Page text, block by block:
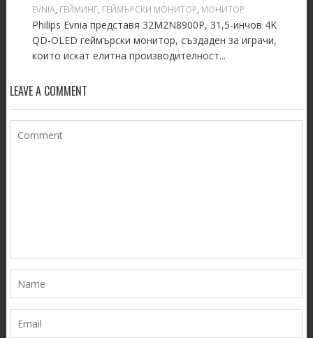
EVNIA, ГЕЙМИНГ, ГЕЙМЪРСКИ МОНИТОР, МОНИТОР
Philips Evnia представя 32M2N8900P, 31,5-инчов 4K
QD-OLED геймърски монитор, създаден за играчи,
които искат елитна производителност...
LEAVE A COMMENT